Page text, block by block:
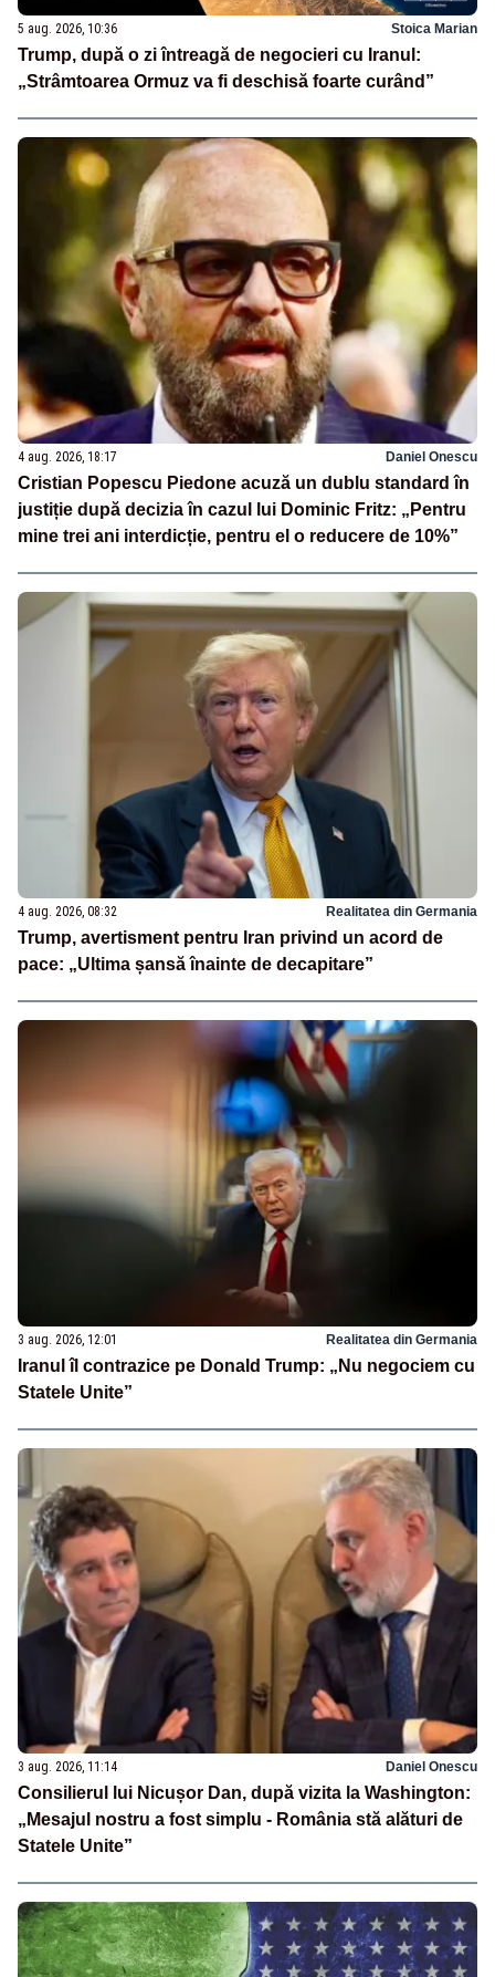
5 aug. 2026, 10:36 Stoica Marian
Trump, după o zi întreagă de negocieri cu Iranul:
„Strâmtoarea Ormuz va fi deschisă foarte curând”
4 aug. 2026, 18:17 Daniel Onescu
Cristian Popescu Piedone acuză un dublu standard în
justiție după decizia în cazul lui Dominic Fritz: „Pentru
mine trei ani interdicție, pentru el o reducere de 10%”
4 aug. 2026, 08:32 Realitatea din Germania
Trump, avertisment pentru Iran privind un acord de
pace: „Ultima șansă înainte de decapitare”
3 aug. 2026, 12:01 Realitatea din Germania
Iranul îl contrazice pe Donald Trump: „Nu negociem cu
Statele Unite”
3 aug. 2026, 11:14 Daniel Onescu
Consilierul lui Nicușor Dan, după vizita la Washington:
„Mesajul nostru a fost simplu - România stă alături de
Statele Unite”